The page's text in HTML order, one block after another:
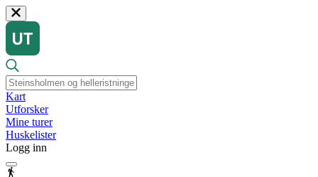
Kart
Utforsker
Mine turer
Huskelister
Logg inn